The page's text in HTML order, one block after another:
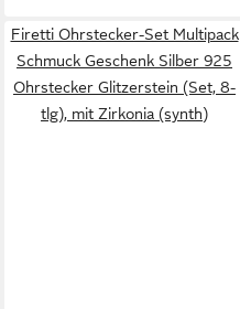
Firetti Ohrstecker-Set Multipack
Schmuck Geschenk Silber 925
Ohrstecker Glitzerstein (Set, 8-
tlg), mit Zirkonia (synth)